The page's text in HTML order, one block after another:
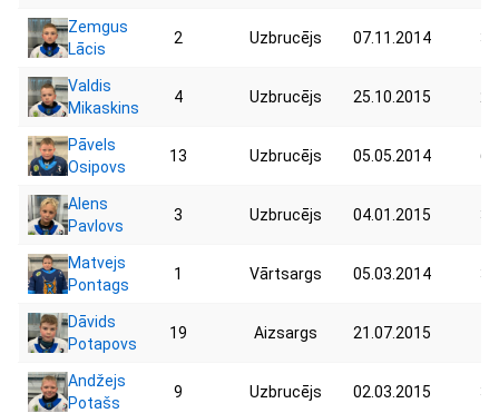
Zemgus
Lācis
2 Uzbrucējs 07.11.2014
Valdis
Mikaskins
4 Uzbrucējs 25.10.2015
Pāvels
Osipovs
13 Uzbrucējs 05.05.2014
Alens
Pavlovs
3 Uzbrucējs 04.01.2015
Matvejs
Pontags
1 Vārtsargs 05.03.2014
Dāvids
Potapovs
19 Aizsargs 21.07.2015
Andžejs
Potašs
9 Uzbrucējs 02.03.2015